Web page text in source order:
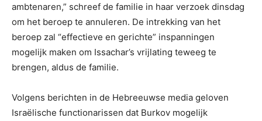
ambtenaren,” schreef de familie in haar verzoek dinsdag
om het beroep te annuleren. De intrekking van het
beroep zal “effectieve en gerichte” inspanningen
mogelijk maken om Issachar’s vrijlating teweeg te
brengen, aldus de familie.
Volgens berichten in de Hebreeuwse media geloven
Israëlische functionarissen dat Burkov mogelijk